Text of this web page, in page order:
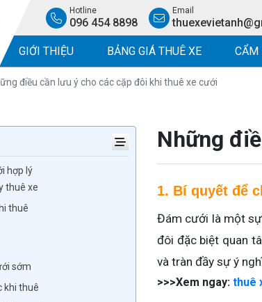
Hotline
096 454 8898
Email
GIỚI THIỆU BẢNG GIÁ THUÊ XE CẨM
điều cần lưu ý cho các cặp đôi khi thuê xe cưới
hợp lý
thuê xe
thuê
sớm
khi thuê
Những
1. Bí quyết để
Đám cưới là một sự
đôi đặc biệt quan
và tràn đầy sự ý
>>>Xem ngay: thuê